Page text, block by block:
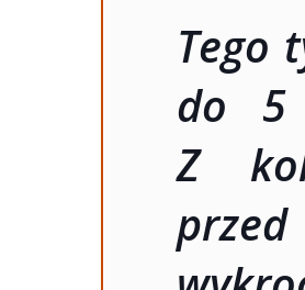
Tego
do 5
Z